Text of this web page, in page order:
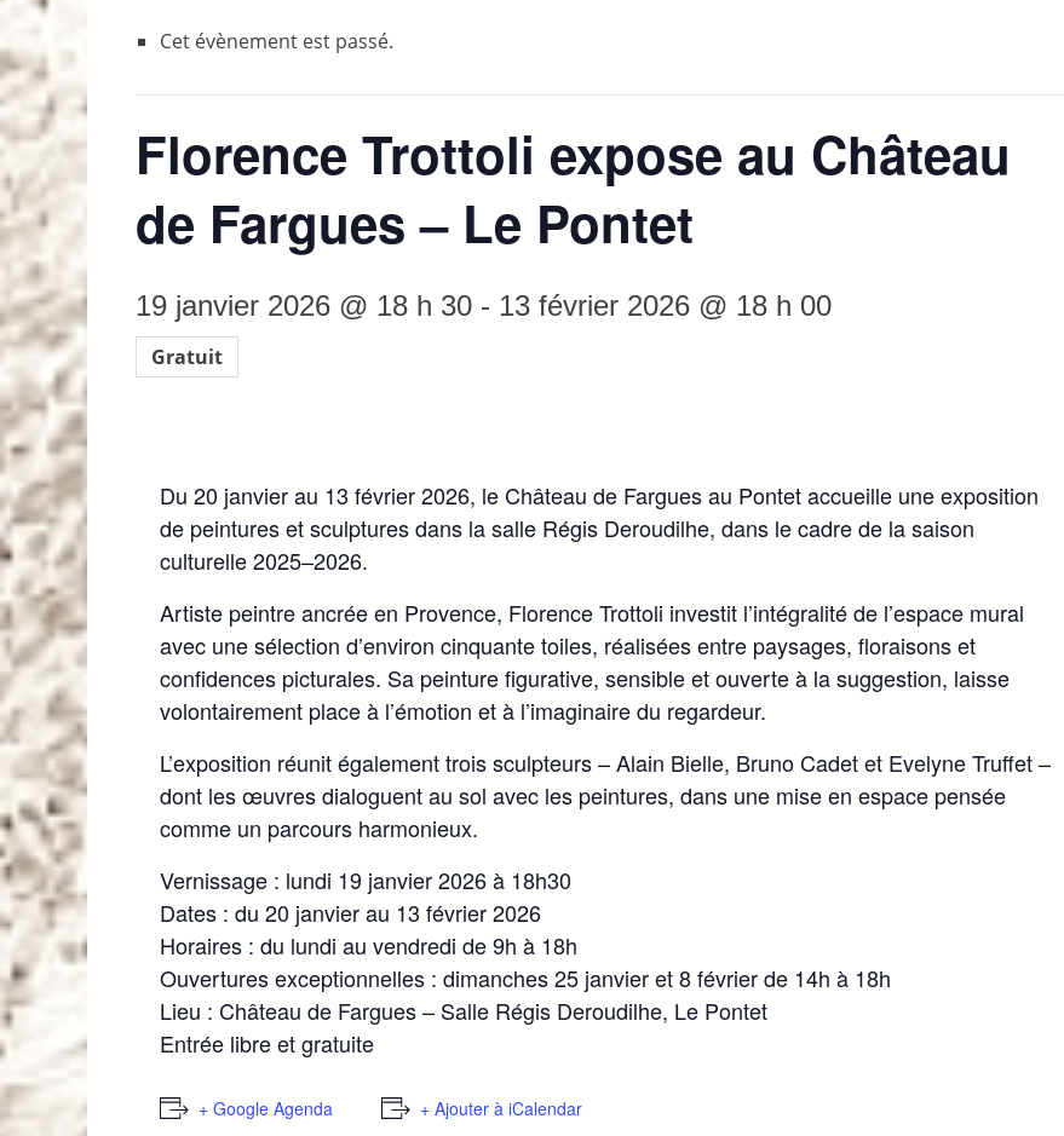
Cet évènement est passé.
Florence Trottoli expose au Château
de Fargues – Le Pontet
19 janvier 2026 @ 18 h 30 - 13 février 2026 @ 18 h 00
Gratuit
Du 20 janvier au 13 février 2026, le Château de Fargues au Pontet accueille une exposition
de peintures et sculptures dans la salle Régis Deroudilhe, dans le cadre de la saison
culturelle 2025–2026.
Artiste peintre ancrée en Provence, Florence Trottoli investit l’intégralité de l’espace mural
avec une sélection d’environ cinquante toiles, réalisées entre paysages, floraisons et
confidences picturales. Sa peinture figurative, sensible et ouverte à la suggestion, laisse
volontairement place à l’émotion et à l’imaginaire du regardeur.
L’exposition réunit également trois sculpteurs – Alain Bielle, Bruno Cadet et Evelyne Truffet –
dont les œuvres dialoguent au sol avec les peintures, dans une mise en espace pensée
comme un parcours harmonieux.
Vernissage : lundi 19 janvier 2026 à 18h30
Dates : du 20 janvier au 13 février 2026
Horaires : du lundi au vendredi de 9h à 18h
Ouvertures exceptionnelles : dimanches 25 janvier et 8 février de 14h à 18h
Lieu : Château de Fargues – Salle Régis Deroudilhe, Le Pontet
Entrée libre et gratuite
+ Google Agenda + Ajouter à iCalendar